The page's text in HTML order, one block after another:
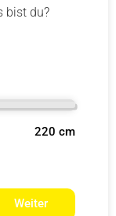
bist du?
220 cm
Weiter